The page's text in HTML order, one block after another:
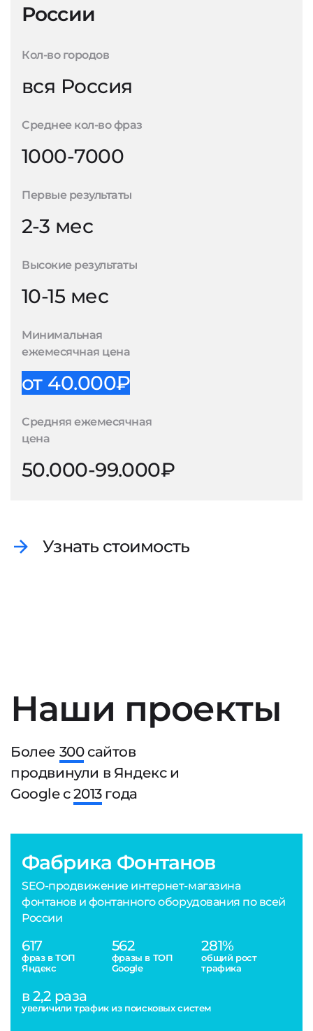
России
Кол-во городов
вся Россия
Среднее кол-во фраз
1000-7000
Первые результаты
2-3 мес
Высокие результаты
10-15 мес
Минимальная
ежемесячная цена
от 40.000₽
Средняя ежемесячная
цена
50.000-99.000₽
Узнать стоимость
Наши проекты
Более 300сайтов
продвинули в Яндекс и
Google с2013года
Фабрика Фонтанов
SEO-продвижение интернет-магазина
фонтанов и фонтанного оборудования по всей
России
617
фраз в ТОП
Яндекс
562
фразы в ТОП
Google
281%
общий рост
трафика
в 2,2 раза
увеличили трафик из поисковых систем